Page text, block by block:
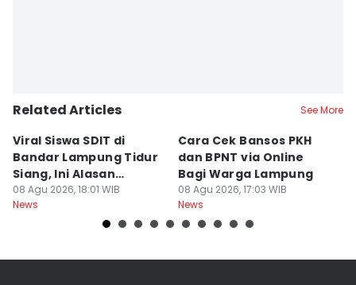
Related Articles See More
Viral Siswa SDIT di
Bandar Lampung Tidur
Siang, Ini Alasan
Sekolah
08 Agu 2026, 18:01 WIB
News
Cara Cek Bansos PKH
dan BPNT via Online
Bagi Warga Lampung
08 Agu 2026, 17:03 WIB
News